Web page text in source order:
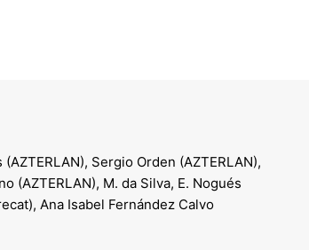
Sergio Orden (AZTERLAN),
(AZTERLAN), M. da Silva, E. Nogués
Ana Isabel Fernández Calvo